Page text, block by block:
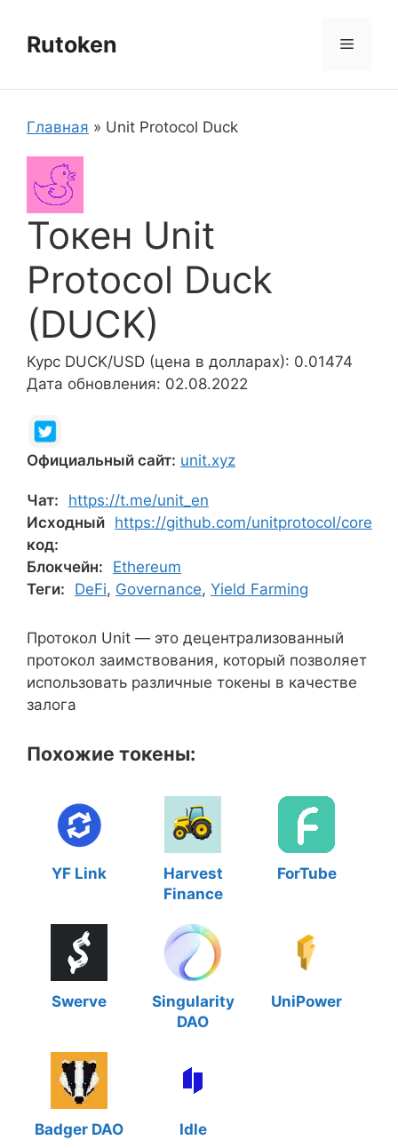
содержимому
Rutoken Меню
Главная » Unit Protocol Duck
Токен Unit
Protocol Duck
(DUCK)
Курс DUCK/USD (цена в долларах): 0.01474
Дата обновления: 02.08.2022
Официальный сайт: unit.xyz
Чат:
https://t.me/unit_en
Исходный
код:
https://github.com/unitprotocol/core
Блокчейн:
Ethereum
Теги:
DeFi, Governance, Yield Farming
Протокол Unit — это децентрализованный
протокол заимствования, который позволяет
использовать различные токены в качестве
залога
Похожие токены:
YF Link
Harvest
Finance
ForTube
Swerve
Singularity
DAO
UniPower
Badger DAO Idle